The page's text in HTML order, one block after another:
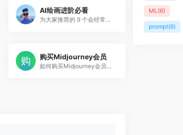
AI绘画进阶必看
为大家推荐的 9 个会经常用到的 Midjourney 后缀参数
购买Midjourney会员
如何购买Midjourney会员？视频教程
ML (6)
prompt(6)